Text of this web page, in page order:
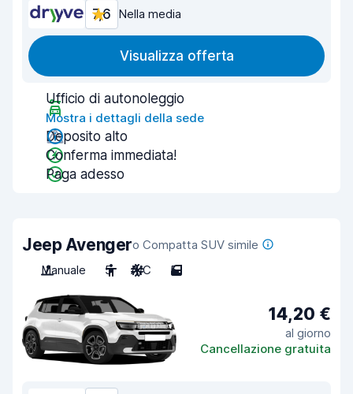
7,6 Nella media
Visualizza offerta
Ufficio di autonoleggio
Mostra i dettagli della sede
Deposito alto
Conferma immediata!
Paga adesso
Jeep Avengero Compatta SUV simile
Manuale
5 A/C 5
14,20 €
al giorno
Cancellazione gratuita